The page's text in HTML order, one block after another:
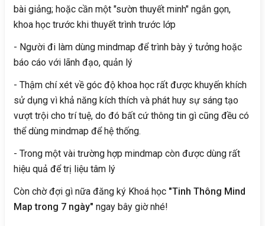
bài giảng; hoặc cần một "sườn thuyết minh" ngắn gọn,
khoa học trước khi thuyết trình trước lớp
- Người đi làm dùng mindmap để trình bày ý tưởng hoặc
báo cáo với lãnh đạo, quản lý
- Thậm chí xét về góc độ khoa học rất được khuyến khích
sử dụng vì khả năng kích thích và phát huy sự sáng tạo
vượt trội cho trí tuệ, do đó bất cứ thông tin gì cũng đều có
thể dùng mindmap để hệ thống.
- Trong một vài trường hợp mindmap còn được dùng rất
hiệu quả để trị liệu tâm lý
Còn chờ đợi gì nữa đăng ký Khoá học "Tinh Thông Mind
Map trong 7 ngày" ngay bây giờ nhé!